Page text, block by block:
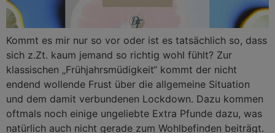
Kommt es mir nur so vor oder ist es tatsächlich so, dass
sich z.Zt. kaum jemand so richtig wohl fühlt? Zur
klassischen „Frühjahrsmüdigkeit“ kommt der nicht
endend wollende Frust über die allgemeine Situation
und dem damit verbundenen Lockdown. Dazu kommen
oftmals noch einige ungeliebte Extra Pfunde dazu, was
natürlich auch nicht gerade zum Wohlbefinden beiträgt.